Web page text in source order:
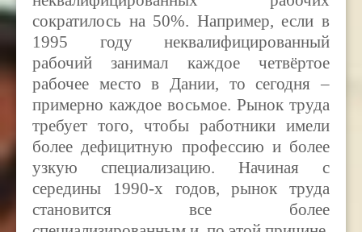
сократилось на 50%. Например, если в
1995 году неквалифицированный
рабочий занимал каждое четвёртое
рабочее место в Дании, то сегодня –
примерно каждое восьмое. Рынок труда
требует того, чтобы работники имели
более дефицитную профессию и более
узкую специализацию. Начиная с
середины 1990-х годов, рынок труда
становится все более